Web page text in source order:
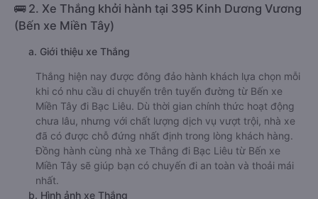
🚌 2. Xe Thắng khởi hành tại 395 Kinh Dương Vương
(Bến xe Miền Tây)
a. Giới thiệu xe Thắng
Thắng hiện nay được đông đảo hành khách lựa chọn mỗi
khi có nhu cầu di chuyển trên tuyến đường từ Bến xe
Miền Tây đi Bạc Liêu. Dù thời gian chính thức hoạt động
chưa lâu, nhưng với chất lượng dịch vụ vượt trội, nhà xe
đã có được chỗ đứng nhất định trong lòng khách hàng.
Đồng hành cùng nhà xe Thắng đi Bạc Liêu từ Bến xe
Miền Tây sẽ giúp bạn có chuyến đi an toàn và thoải mái
nhất.
b. Hình ảnh xe Thắng